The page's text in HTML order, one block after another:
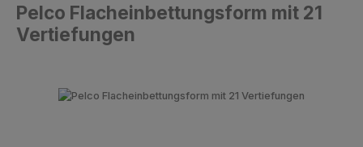
Pelco Flacheinbettungsform mit 21
Vertiefungen
Bildergalerie überspringen